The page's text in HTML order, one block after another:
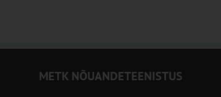
METK NÕUANDETEENISTUS